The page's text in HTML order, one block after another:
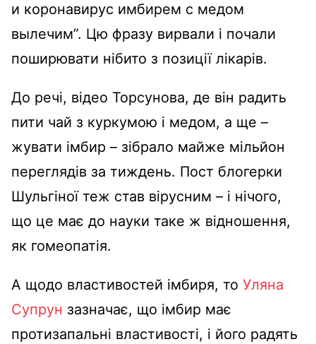
и коронавирус имбирем с медом
вылечим”. Цю фразу вирвали і почали
поширювати нібито з позиції лікарів.
До речі, відео Торсунова, де він радить
пити чай з куркумою і медом, а ще –
жувати імбир – зібрало майже мільйон
переглядів за тиждень. Пост блогерки
Шульгіної теж став вірусним – і нічого,
що це має до науки таке ж відношення,
як гомеопатія.
А щодо властивостей імбиря, то Уляна
Супрун зазначає, що імбир має
протизапальні властивості, і його радять